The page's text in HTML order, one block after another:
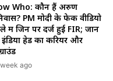
Who: कौन हैं अरुण
PM मोदी के फेक वीडियो
में जिन पर दर्ज हुई FIR; जानें
इंडिया हेड का करियर और
ago